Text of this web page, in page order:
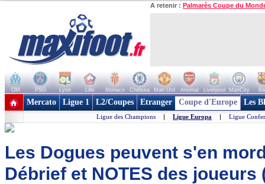
A retenir : Palmarès Coupe du
OM PSG Lyon Lille Monaco Chelsea Man Utd Arsenal Liverpool ManCity
+ de clubs
Mercato Ligue 1 L2/Coupes Etranger Coupe d'Europe Les
Ligue des Champions | Ligue Europa | Ligue
Les Dogues peuvent s'en
Débrief et NOTES des joueurs